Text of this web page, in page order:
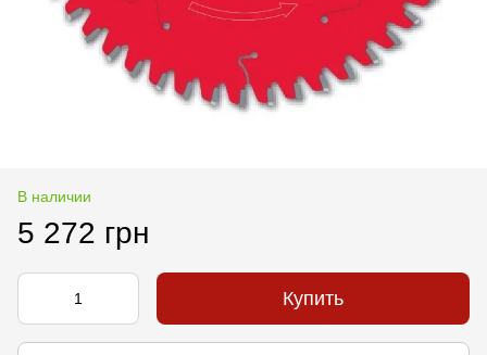
В наличии
5 272 грн
Купить